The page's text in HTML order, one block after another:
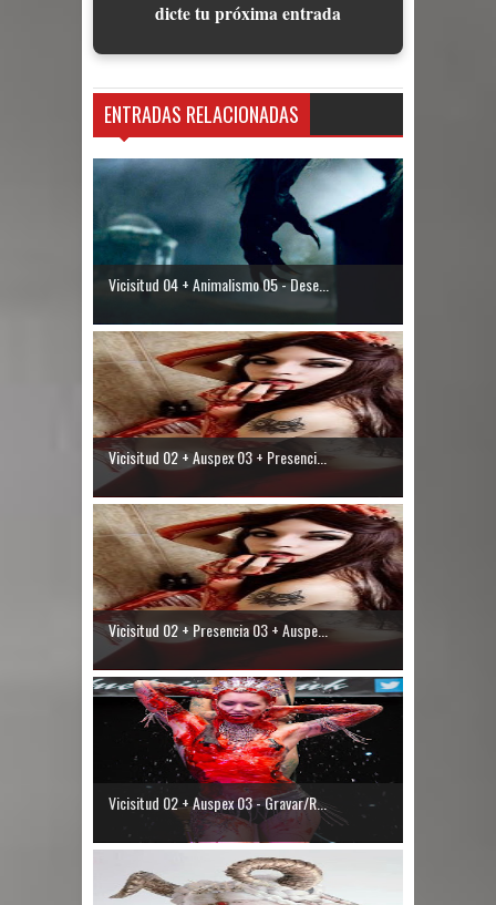
dicte tu próxima entrada
ENTRADAS RELACIONADAS
Vicisitud 04 + Animalismo 05 - Dese...
Vicisitud 02 + Auspex 03 + Presenci...
Vicisitud 02 + Presencia 03 + Auspe...
Vicisitud 02 + Auspex 03 - Gravar/R...